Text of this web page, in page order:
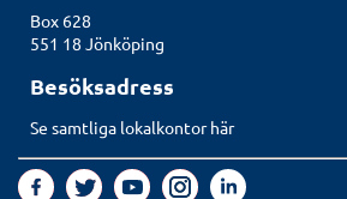
Box 628
551 18 Jönköping
Besöksadress
Se samtliga lokalkontor här